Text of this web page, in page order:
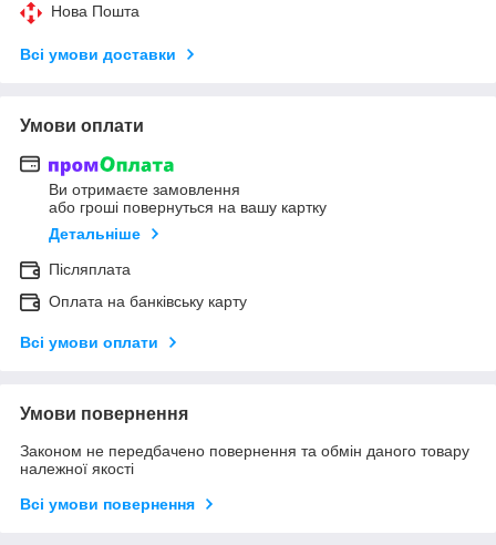
Нова Пошта
Всі умови доставки
Умови оплати
Ви отримаєте замовлення
або гроші повернуться на вашу картку
Детальніше
Післяплата
Оплата на банківську карту
Всі умови оплати
Умови повернення
Законом не передбачено повернення та обмін даного товару
належної якості
Всі умови повернення